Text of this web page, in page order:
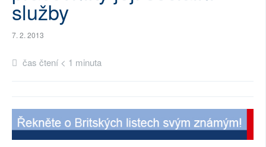
NEJČTENĚJŠÍ ZA 7 DNÍ
AUTOŘI
PŘÍSPĚVKY NA PROVOZ
RUBRIKY
PLNÁ VERZE STRÁNEK
služby
7. 2. 2013
čas čtení < 1 minuta